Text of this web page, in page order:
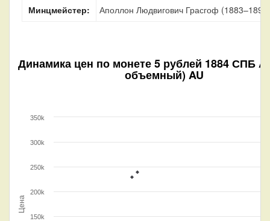
Минцмейстер:
Аполлон Людвигович Грасгоф (1883–1899)
Динамика цен по монете5 рублей 1884 СПБ
объемный) AU
Цена
150k
200k
250k
300k
350k